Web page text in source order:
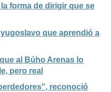
forma de dirigir que se
que aprendió a
al Búho Arenas lo
pero real
reconoció